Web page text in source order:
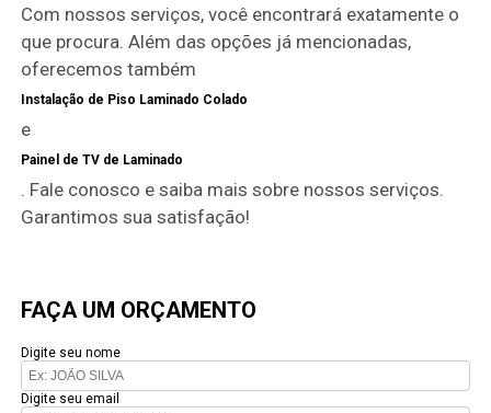
Com nossos serviços, você encontrará exatamente o
que procura. Além das opções já mencionadas,
oferecemos também
Instalação de Piso Laminado Colado
e
Painel de TV de Laminado
. Fale conosco e saiba mais sobre nossos serviços.
Garantimos sua satisfação!
FAÇA UM ORÇAMENTO
Digite seu nome
Digite seu email